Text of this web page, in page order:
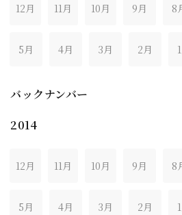
12月 11月 10月 9月 8
5月 4月 3月 2月
バックナンバー
2014
12月 11月 10月 9月 8
5月 4月 3月 2月